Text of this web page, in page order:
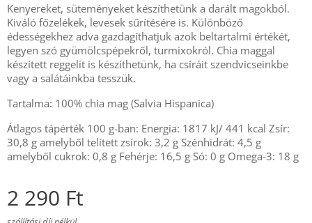
Kenyereket, süteményeket készíthetünk a darált magokból.
Kiváló főzelékek, levesek sűrítésére is. Különböző
édességekhez adva gazdagíthatjuk azok beltartalmi értékét,
legyen szó gyümölcspépekről, turmixokról. Chia maggal
készített reggelit is készíthetünk, ha csíráit szendvicseinkbe
vagy a salátáinkba tesszük.
Tartalma: 100% chia mag (Salvia Hispanica)
Átlagos tápérték 100 g-ban: Energia: 1817 kJ/ 441 kcal Zsír:
30,8 g amelyből telített zsírok: 3,2 g Szénhidrát: 4,5 g
amelyből cukrok: 0,8 g Fehérje: 16,5 g Só: 0 g Omega-3: 18 g
2 290 Ft